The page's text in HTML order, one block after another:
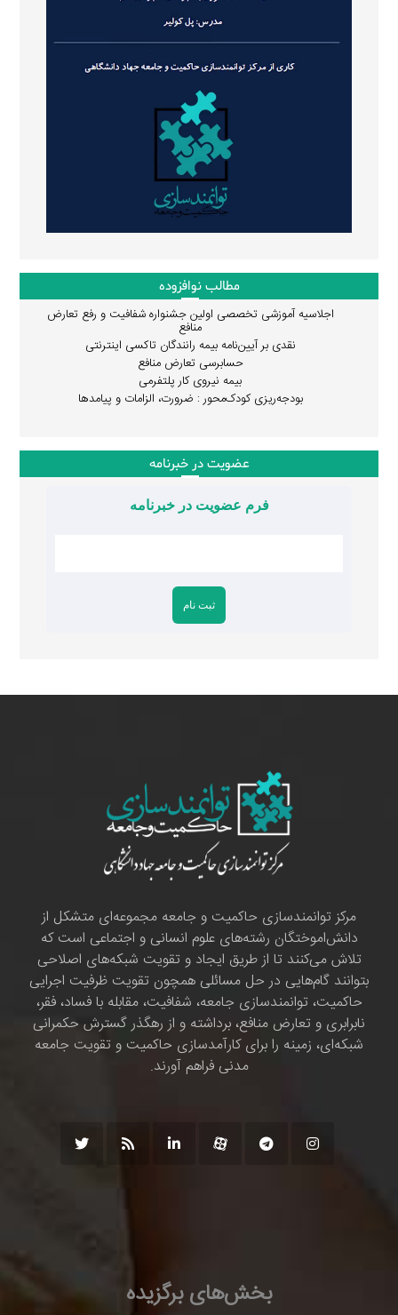
مطالب نوافزوده
اجلاسیه آموزشی تخصصی اولین جشنواره شفافیت و رفع تعارض
منافع
نقدی بر آیین‌نامه بیمه رانندگان تاکسی اینترنتی
حسابرسی تعارض منافع
بیمه نیروی کار پلتفرمی
بودجه‌ریزی کودک‌محور : ضرورت، الزامات و پیامدها
عضویت در خبرنامه
فرم عضویت در خبرنامه
مرکز توانمندسازی حاکمیت و جامعه مجموعه‌ای متشکل از
دانش‌اموختگان رشته‌های علوم انسانی و اجتماعی است که
تلاش می‌کنند تا از طریق ایجاد و تقویت شبکه‌های اصلاحی
بتوانند گام‌هایی در حل مسائلی همچون تقویت ظرفیت اجرایی
حاکمیت، توانمندسازی جامعه، شفافیت، مقابله با فساد، فقر،
نابرابری و تعارض منافع، برداشته و از رهگذر گسترش حکمرانی
شبکه‌ای، زمینه را برای کارآمدسازی حاکمیت و تقویت جامعه
مدنی فراهم آورند.
بخش‌های برگزیده